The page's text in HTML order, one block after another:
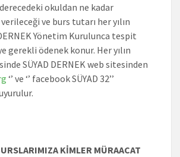
okuldan ne kadar
ve burs tutarı her yılın
Yönetim Kurulunca tespit
gerekli ödenek konur. Her yılın
SÜYAD DERNEK web sitesinden
‘’ ve ‘’ facebook SÜYAD 32’’
KİMLER MÜRAACAT